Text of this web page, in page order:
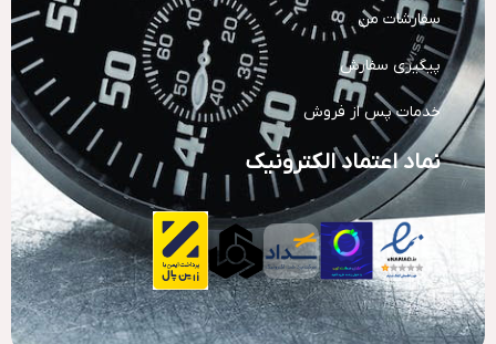
سفارشات من
پیگیری سفارش
خدمات پس از فروش
نماد اعتماد الکترونیک